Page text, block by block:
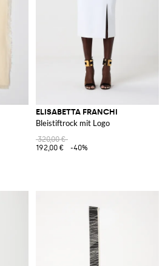
ELISABETTA FRANCHI
Bleistiftrock mit Logo
320,00 €
192,00 €
-40%